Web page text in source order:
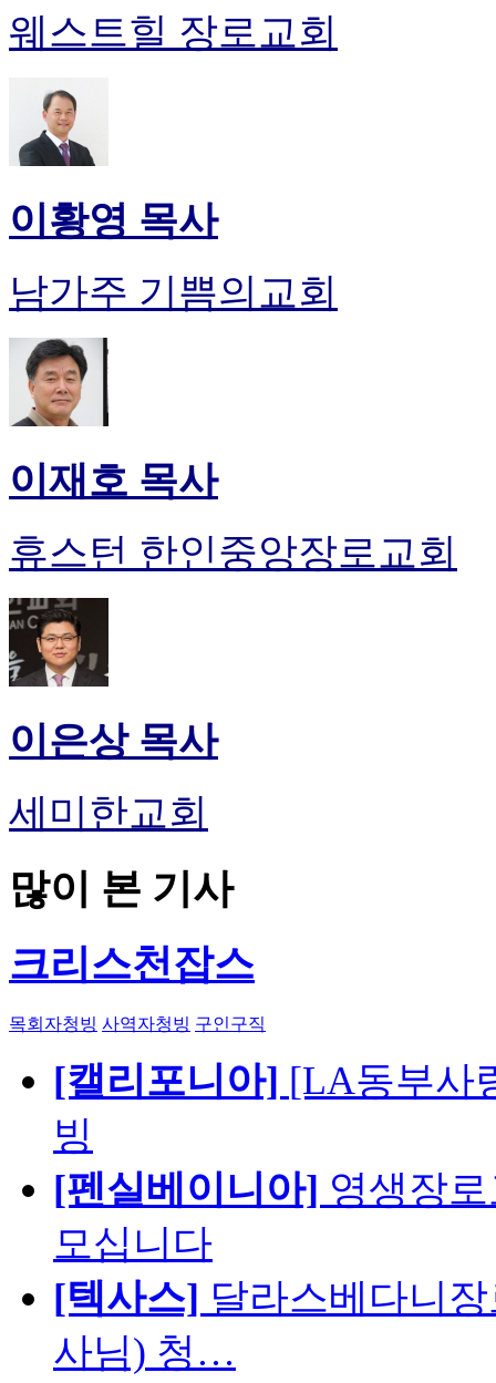
웨스트힐 장로교회
이황영 목사
남가주 기쁨의교회
이재호 목사
휴스턴 한인중앙장로교회
이은상 목사
세미한교회
많이 본 기사
크리스천잡스
목회자청빙 사역자청빙 구인구직
[캘리포니아] [LA동부사
빙
[펜실베이니아] 영생장
모십니다
[텍사스] 달라스베다니
사님) 청…